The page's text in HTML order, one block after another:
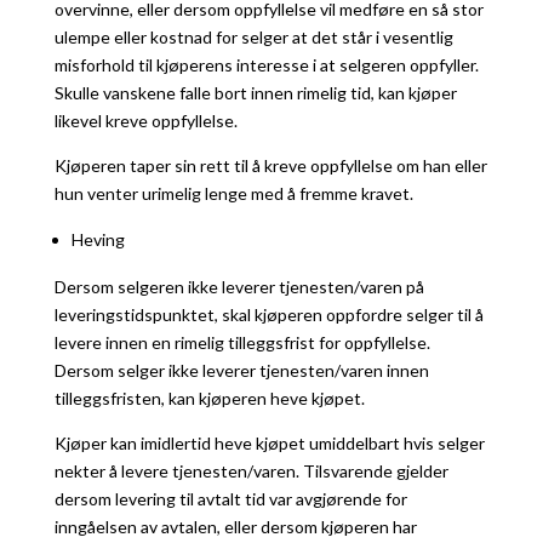
overvinne, eller dersom oppfyllelse vil medføre en så stor
ulempe eller kostnad for selger at det står i vesentlig
misforhold til kjøperens interesse i at selgeren oppfyller.
Skulle vanskene falle bort innen rimelig tid, kan kjøper
likevel kreve oppfyllelse.
Kjøperen taper sin rett til å kreve oppfyllelse om han eller
hun venter urimelig lenge med å fremme kravet.
Heving
Dersom selgeren ikke leverer tjenesten/varen på
leveringstidspunktet, skal kjøperen oppfordre selger til å
levere innen en rimelig tilleggsfrist for oppfyllelse.
Dersom selger ikke leverer tjenesten/varen innen
tilleggsfristen, kan kjøperen heve kjøpet.
Kjøper kan imidlertid heve kjøpet umiddelbart hvis selger
nekter å levere tjenesten/varen. Tilsvarende gjelder
dersom levering til avtalt tid var avgjørende for
inngåelsen av avtalen, eller dersom kjøperen har